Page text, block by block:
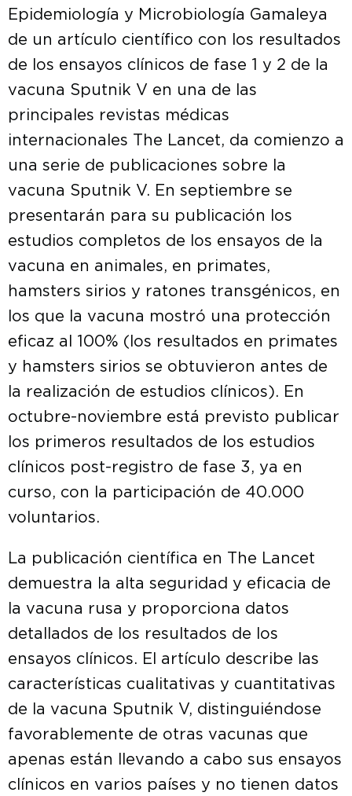
Epidemiología y Microbiología Gamaleya
de un artículo científico con los resultados
de los ensayos clínicos de fase 1 y 2 de la
vacuna Sputnik V en una de las
principales revistas médicas
internacionales The Lancet, da comienzo a
una serie de publicaciones sobre la
vacuna Sputnik V. En septiembre se
presentarán para su publicación los
estudios completos de los ensayos de la
vacuna en animales, en primates,
hamsters sirios y ratones transgénicos, en
los que la vacuna mostró una protección
eficaz al 100% (los resultados en primates
y hamsters sirios se obtuvieron antes de
la realización de estudios clínicos). En
octubre-noviembre está previsto publicar
los primeros resultados de los estudios
clínicos post-registro de fase 3, ya en
curso, con la participación de 40.000
voluntarios.
La publicación científica en The Lancet
demuestra la alta seguridad y eficacia de
la vacuna rusa y proporciona datos
detallados de los resultados de los
ensayos clínicos. El artículo describe las
características cualitativas y cuantitativas
de la vacuna Sputnik V, distinguiéndose
favorablemente de otras vacunas que
apenas están llevando a cabo sus ensayos
clínicos en varios países y no tienen datos